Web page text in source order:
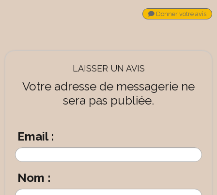
Donner votre avis
LAISSER UN AVIS
Votre adresse de messagerie ne
sera pas publiée.
Email :
Nom :